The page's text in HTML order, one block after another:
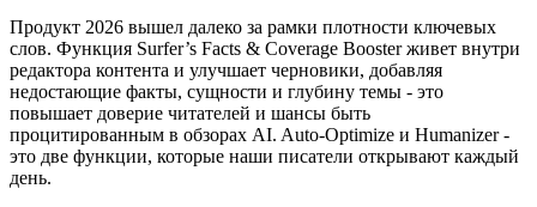
Продукт 2026 вышел далеко за рамки плотности ключевых
слов. Функция Surfer’s Facts & Coverage Booster живет внутри
редактора контента и улучшает черновики, добавляя
недостающие факты, сущности и глубину темы - это
повышает доверие читателей и шансы быть
процитированным в обзорах AI. Auto-Optimize и Humanizer -
это две функции, которые наши писатели открывают каждый
день.